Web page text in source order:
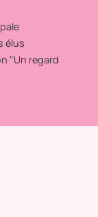
élus
"Un regard